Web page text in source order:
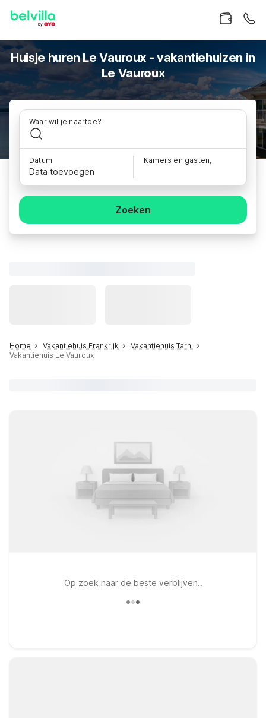
Huisje huren Le Vauroux - vakantiehuizen in
Le Vauroux
Waar wil je naartoe?
Datum
Data toevoegen
Kamers en gasten,
Zoeken
Home Vakantiehuis Frankrijk
Vakantiehuis Tarn
Vakantiehuis Le Vauroux
Op zoek naar de beste verblijven..